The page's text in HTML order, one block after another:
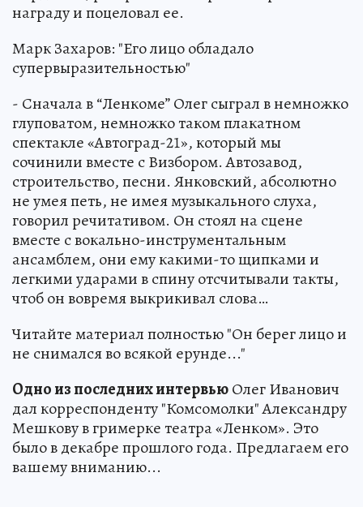
награду и поцеловал ее.
Марк Захаров: "Его лицо обладало
супервыразительностью"
- Сначала в “Ленкоме” Олег сыграл в немножко
глуповатом, немножко таком плакатном
спектакле «Автоград-21», который мы
сочинили вместе с Визбором. Автозавод,
строительство, песни. Янковский, абсолютно
не умея петь, не имея музыкального слуха,
говорил речитативом. Он стоял на сцене
вместе с вокально-инструментальным
ансамблем, они ему какими-то щипками и
легкими ударами в спину отсчитывали такты,
чтоб он вовремя выкрикивал слова…
Читайте материал полностью "Он берег лицо и
не снимался во всякой ерунде..."
Одно из последних интервьюОлег Иванович
дал корреспонденту "Комсомолки" Александру
Мешкову в гримерке театра «Ленком». Это
было в декабре прошлого года. Предлагаем его
вашему вниманию...